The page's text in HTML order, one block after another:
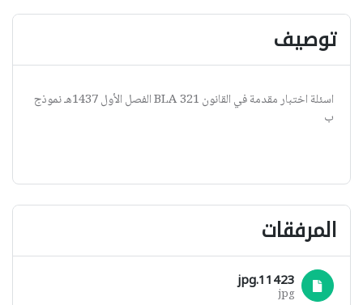
توصيف
اسئلة اختبار مقدمة في القانون BLA 321 الفصل الأول 1437هـ نموذج
ب
المرفقات
11423.jpg
jpg